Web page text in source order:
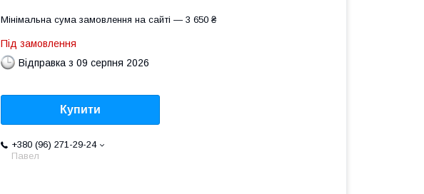
Мінімальна сума замовлення на сайті — 3 650 ₴
Під замовлення
Відправка з 09 серпня 2026
Купити
+380 (96) 271-29-24
Павел